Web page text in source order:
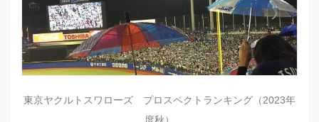
東京ヤクルトスワローズ プロスペクトランキング（2023年
度秋）